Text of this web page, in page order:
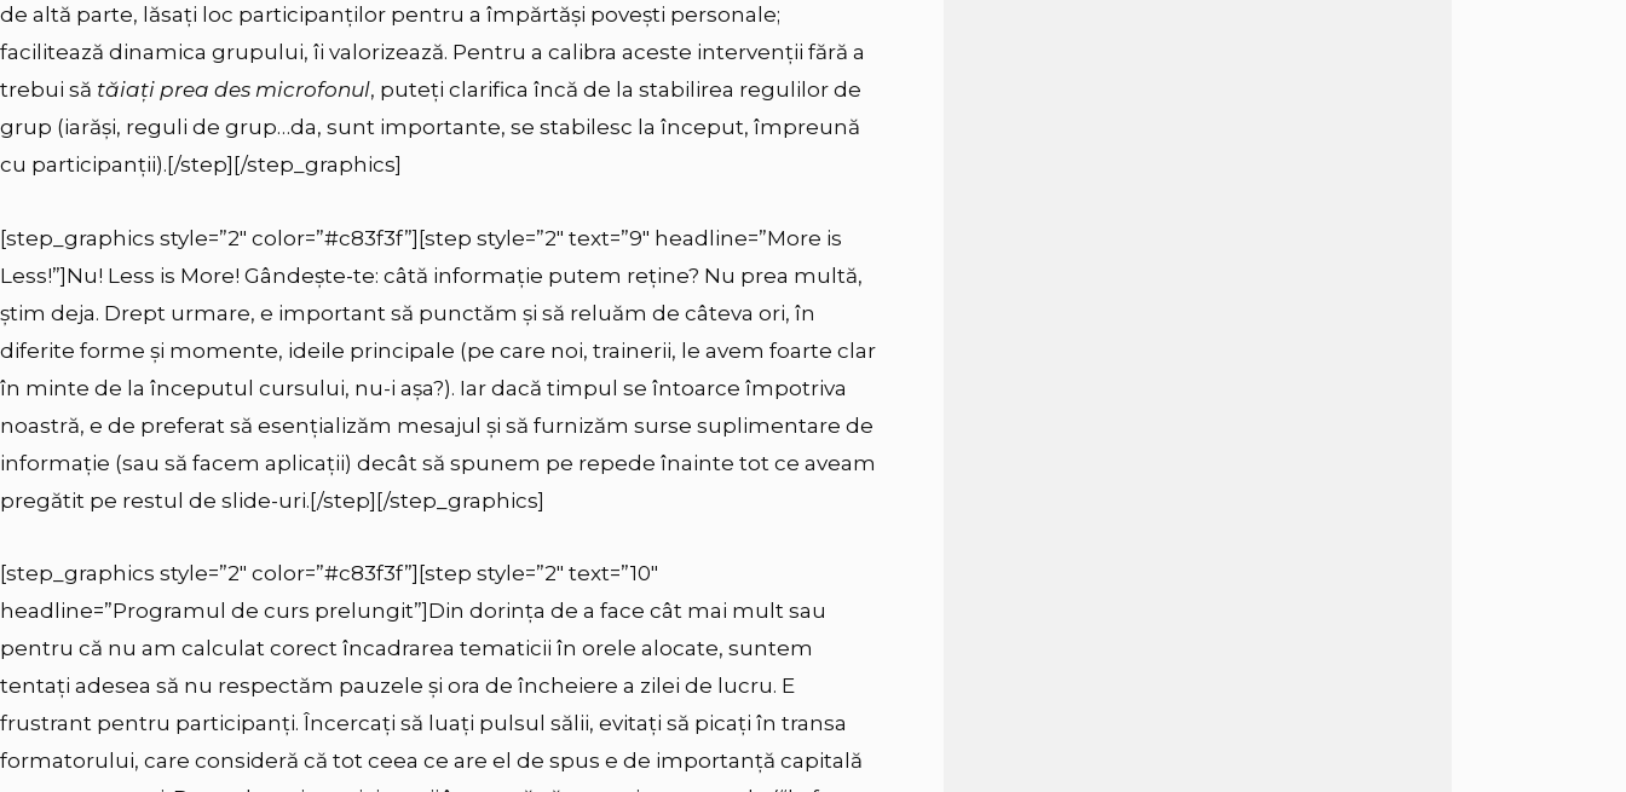
de altă parte, lăsați loc participanților pentru a împărtăși povești personale;
facilitează dinamica grupului, îi valorizează. Pentru a calibra aceste intervenții fără a
trebui să tăiați prea des microfonul, puteți clarifica încă de la stabilirea regulilor de
grup (iarăși, reguli de grup…da, sunt importante, se stabilesc la început, împreună
cu participanții).[/step][/step_graphics]
[step_graphics style=”2″ color=”#c83f3f”][step style=”2″ text=”9″ headline=”More is
Less!”]Nu! Less is More! Gândește-te: câtă informație putem reține? Nu prea multă,
știm deja. Drept urmare, e important să punctăm și să reluăm de câteva ori, în
diferite forme și momente, ideile principale (pe care noi, trainerii, le avem foarte clar
în minte de la începutul cursului, nu-i așa?). Iar dacă timpul se întoarce împotriva
noastră, e de preferat să esențializăm mesajul și să furnizăm surse suplimentare de
informație (sau să facem aplicații) decât să spunem pe repede înainte tot ce aveam
pregătit pe restul de slide-uri.[/step][/step_graphics]
[step_graphics style=”2″ color=”#c83f3f”][step style=”2″ text=”10″
headline=”Programul de curs prelungit”]Din dorința de a face cât mai mult sau
pentru că nu am calculat corect încadrarea tematicii în orele alocate, suntem
tentați adesea să nu respectăm pauzele și ora de încheiere a zilei de lucru. E
frustrant pentru participanți. Încercați să luați pulsul sălii, evitați să picați în transa
formatorului, care consideră că tot ceea ce are el de spus e de importanță capitală